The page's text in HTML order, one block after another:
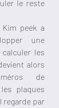
le reste
peek a
une
les
alors
de
plaques
regarde par